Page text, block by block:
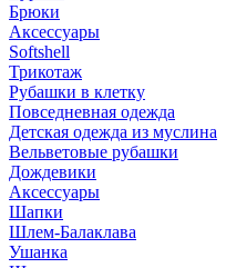
Брюки
Аксессуары
Softshell
Трикотаж
Рубашки в клетку
Повседневная одежда
Детская одежда из муслина
Вельветовые рубашки
Дождевики
Аксессуары
Шапки
Шлем-Балаклава
Ушанка